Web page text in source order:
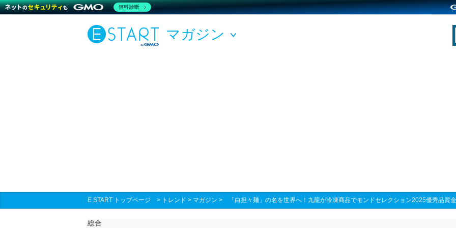
マガジン
E START トップページ > トレンド > マガジン > 「白担々麺」の名を世界へ！九龍が冷凍商品でモンドセレクション2025優秀品質
総合
無料診断